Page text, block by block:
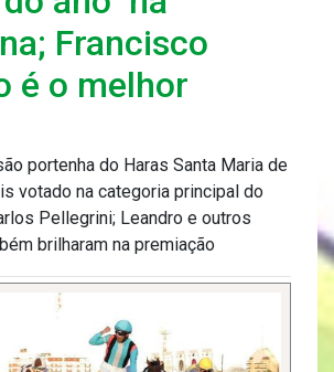
Francisco
é o melhor
portenha do Haras Santa Maria de
votado na categoria principal do
Pellegrini; Leandro e outros
brilharam na premiação